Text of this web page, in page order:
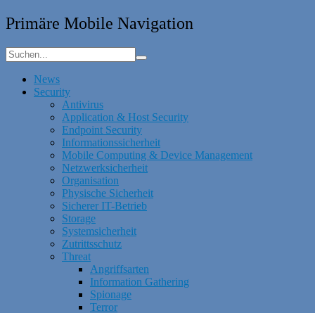
Primäre Mobile Navigation
News
Security
Antivirus
Application & Host Security
Endpoint Security
Informationssicherheit
Mobile Computing & Device Management
Netzwerksicherheit
Organisation
Physische Sicherheit
Sicherer IT-Betrieb
Storage
Systemsicherheit
Zutrittsschutz
Threat
Angriffsarten
Information Gathering
Spionage
Terror